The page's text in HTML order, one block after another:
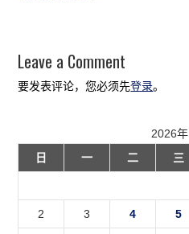
Leave a Comment
要发表评论，您必须先登录。
2026
日
一 二 三
2 3 4 5